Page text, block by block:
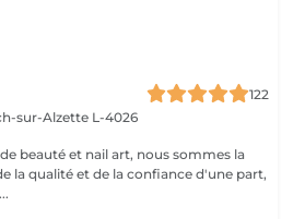
122
sur-Alzette L-4026
beauté et nail art, nous sommes la
la qualité et de la confiance d'une part,